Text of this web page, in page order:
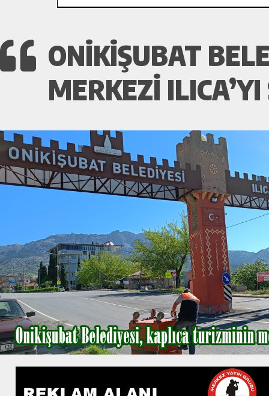
ONIKIŞUBAT
MERKEZI